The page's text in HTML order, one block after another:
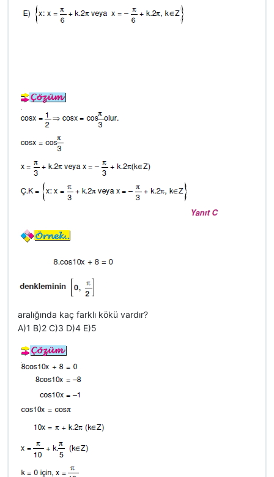
aralığında kaç farklı kökü vardır?
A)1 B)2 C)3 D)4 E)5